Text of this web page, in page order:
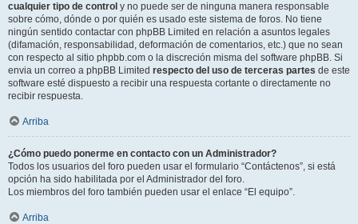
cualquier tipo de control y no puede ser de ninguna manera responsable
sobre cómo, dónde o por quién es usado este sistema de foros. No tiene
ningún sentido contactar con phpBB Limited en relación a asuntos legales
(difamación, responsabilidad, deformación de comentarios, etc.) que no sean
con respecto al sitio phpbb.com o la discreción misma del software phpBB. Si
envia un correo a phpBB Limited respecto del uso de terceras partes de este
software esté dispuesto a recibir una respuesta cortante o directamente no
recibir respuesta.
Arriba
¿Cómo puedo ponerme en contacto con un Administrador?
Todos los usuarios del foro pueden usar el formulario “Contáctenos”, si está
opción ha sido habilitada por el Administrador del foro.
Los miembros del foro también pueden usar el enlace “El equipo”.
Arriba